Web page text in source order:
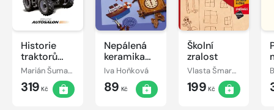
Historie
traktorů
Zetor
Marián Šuman-Hreblay
319 Kč
Nepálená
keramika
pro děti
Iva Hoňková
89 Kč
Školní
zralost
Vlasta Šmardová, Jiřina Bednářová
199 Kč